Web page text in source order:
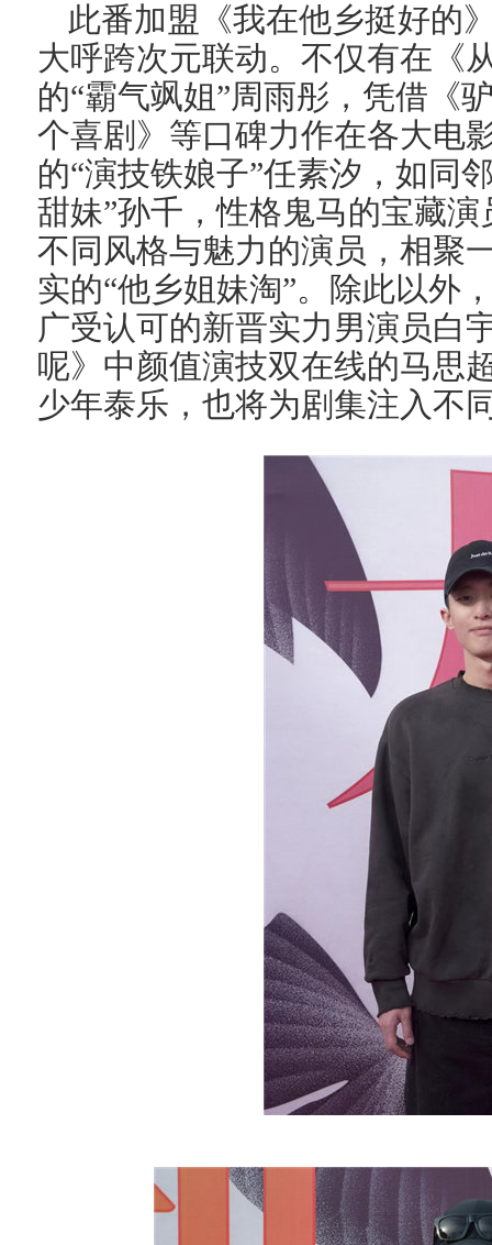
此番加盟《我在他乡挺好的
大呼跨次元联动。不仅有在《
的“霸气飒姐”周雨彤，凭借《
个喜剧》等口碑力作在各大电
的“演技铁娘子”任素汐，如同
甜妹”孙千，性格鬼马的宝藏
不同风格与魅力的演员，相聚
实的“他乡姐妹淘”。除此以外
广受认可的新晋实力男演员白
呢》中颜值演技双在线的马思
少年泰乐，也将为剧集注入不